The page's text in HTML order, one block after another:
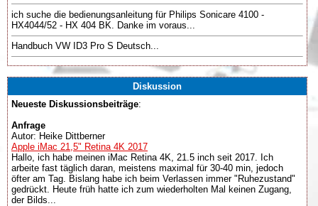
ich suche die bedienungsanleitung für Philips Sonicare 4100 -
HX4044/52 - HX 404 BK. Danke im voraus...
Handbuch VW ID3 Pro S Deutsch...
Diskussion
Neueste Diskussionsbeiträge:
Anfrage
Autor: Heike Dittberner
Apple iMac 21,5" Retina 4K 2017
Hallo, ich habe meinen iMac Retina 4K, 21.5 inch seit 2017. Ich
arbeite fast täglich daran, meistens maximal für 30-40 min, jedoch
öfter am Tag. Bislang habe ich beim Verlassen immer "Ruhezustand"
gedrückt. Heute früh hatte ich zum wiederholten Mal keinen Zugang,
der Bilds...